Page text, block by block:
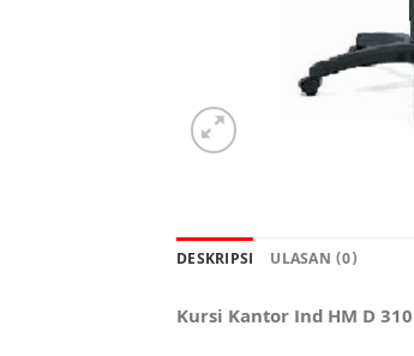
DESKRIPSI ULASAN (0)
Kursi Kantor Ind HM D